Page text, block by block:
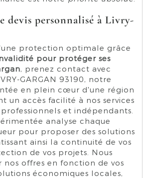
devis personnalisé à Livry-
protection optimale grâce
pour protéger ses
, prenez contact avec
GARGAN 93190, notre
en plein cœur d'une région
un accès facilité à nos services
et indépendants.
analyse chaque
pour proposer des solutions
ainsi la continuité de vos
de vos projets. Nous
nos offres en fonction de vos
économiques locales,